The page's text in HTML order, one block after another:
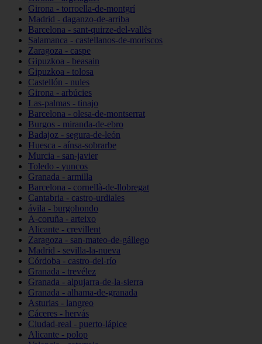
Girona - torroella-de-montgrí
Madrid - daganzo-de-arriba
Barcelona - sant-quirze-del-vallès
Salamanca - castellanos-de-moriscos
Zaragoza - caspe
Gipuzkoa - beasain
Gipuzkoa - tolosa
Castellón - nules
Girona - arbúcies
Las-palmas - tinajo
Barcelona - olesa-de-montserrat
Burgos - miranda-de-ebro
Badajoz - segura-de-león
Huesca - aínsa-sobrarbe
Murcia - san-javier
Toledo - yuncos
Granada - armilla
Barcelona - cornellà-de-llobregat
Cantabria - castro-urdiales
ávila - burgohondo
A-coruña - arteixo
Alicante - crevillent
Zaragoza - san-mateo-de-gállego
Madrid - sevilla-la-nueva
Córdoba - castro-del-río
Granada - trevélez
Granada - alpujarra-de-la-sierra
Granada - alhama-de-granada
Asturias - langreo
Cáceres - hervás
Ciudad-real - puerto-lápice
Alicante - polop